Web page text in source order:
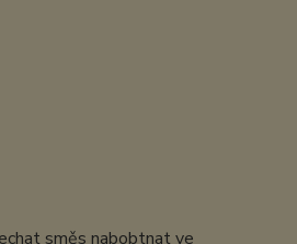
směs nabobtnat ve